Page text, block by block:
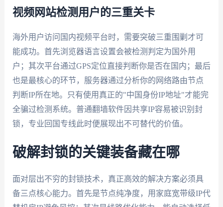
视频网站检测用户的三重关卡
海外用户访问国内视频平台时，需要突破三重围剿才可
能成功。首先浏览器语言设置会被检测判定为国外用
户；其次平台通过GPS定位直接判断你是否在国内；最后
也是最核心的环节，服务器通过分析你的网络路由节点
判断IP所在地。只有使用真正的"中国身份IP地址"才能完
全骗过检测系统。普通翻墙软件因共享IP容易被识别封
锁，专业回国专线此时便展现出不可替代的价值。
破解封锁的关键装备藏在哪
面对层出不穷的封锁技术，真正高效的解决方案必须具
备三点核心能力。首先是节点纯净度，用家庭宽带级IP代